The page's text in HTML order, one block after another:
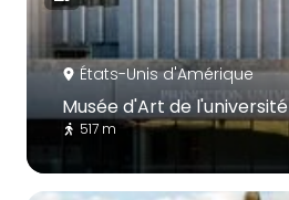
États-Unis d'Amérique
Musée d'Art de
517 m